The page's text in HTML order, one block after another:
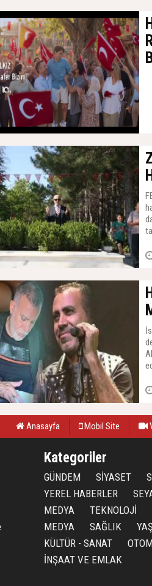
Anasayfa Mobil Site
Kategoriler
GÜNDEM SİYASET
YEREL HABERLER
MEDYA
TEKNOLOJİ
MEDYA
SAĞLIK
KÜLTÜR - SANAT
İNŞAAT VE EMLAK